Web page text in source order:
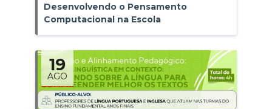
Desenvolvendo o Pensamento
Computacional na Escola
19
AGO